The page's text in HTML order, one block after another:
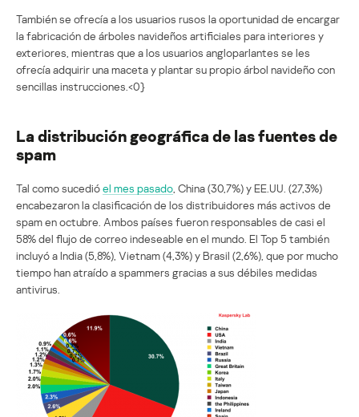
También se ofrecía a los usuarios rusos la oportunidad de encargar
la fabricación de árboles navideños artificiales para interiores y
exteriores, mientras que a los usuarios angloparlantes se les
ofrecía adquirir una maceta y plantar su propio árbol navideño con
sencillas instrucciones.<0}
La distribución geográfica de las fuentes de
spam
Tal como sucedióel mes pasado , China (30,7%) y EE.UU. (27,3%)
encabezaron la clasificación de los distribuidores más activos de
spam en octubre. Ambos países fueron responsables de casi el
58% del flujo de correo indeseable en el mundo. El Top 5 también
incluyó a India (5,8%), Vietnam (4,3%) y Brasil (2,6%), que por mucho
tiempo han atraído a spammers gracias a sus débiles medidas
antivirus.